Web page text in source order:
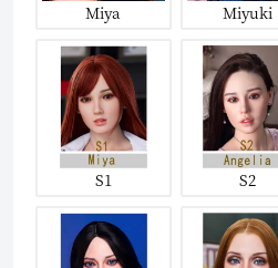
Miya Miyuki
S1 S2